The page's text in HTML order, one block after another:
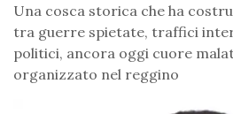
Una cosca storica che ha
tra guerre spietate, traffici
politici, ancora oggi cuore
organizzato nel reggino